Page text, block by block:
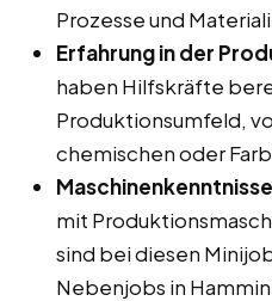
Prozesse und
Erfahrung in der
haben Hilfskräfte
Produktionsumfeld,
chemischen oder
mit
sind bei diesen
Nebenjobs in